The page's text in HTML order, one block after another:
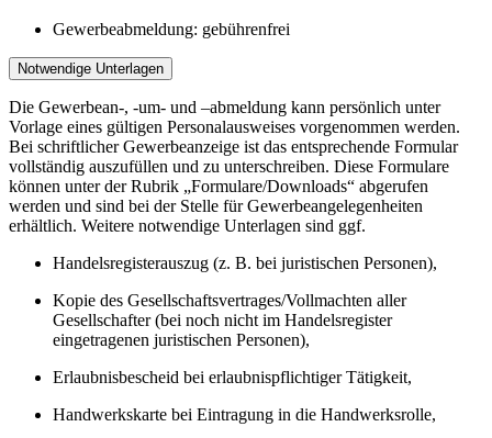
Gewerbeabmeldung: gebührenfrei
Notwendige Unterlagen
Die Gewerbean-, -um- und –abmeldung kann persönlich unter
Vorlage eines gültigen Personalausweises vorgenommen werden.
Bei schriftlicher Gewerbeanzeige ist das entsprechende Formular
vollständig auszufüllen und zu unterschreiben. Diese Formulare
können unter der Rubrik „Formulare/Downloads“ abgerufen
werden und sind bei der Stelle für Gewerbeangelegenheiten
erhältlich. Weitere notwendige Unterlagen sind ggf.
Handelsregisterauszug (z. B. bei juristischen Personen),
Kopie des Gesellschaftsvertrages/Vollmachten aller
Gesellschafter (bei noch nicht im Handelsregister
eingetragenen juristischen Personen),
Erlaubnisbescheid bei erlaubnispflichtiger Tätigkeit,
Handwerkskarte bei Eintragung in die Handwerksrolle,